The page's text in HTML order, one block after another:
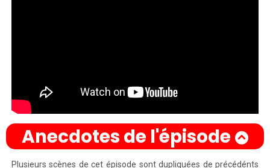
Anecdotes de l'épisode
Plusieurs scènes de cet épisode sont dupliquées de précédénts